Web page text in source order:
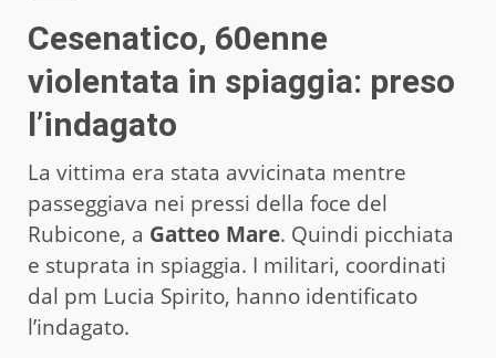
Cesenatico, 60enne
violentata in spiaggia: preso
l’indagato
La vittima era stata avvicinata mentre
passeggiava nei pressi della foce del
Rubicone, a Gatteo Mare. Quindi picchiata
e stuprata in spiaggia. I militari, coordinati
dal pm Lucia Spirito, hanno identificato
l’indagato.